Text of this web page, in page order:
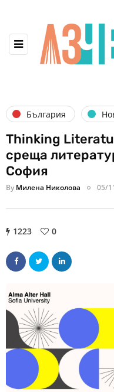
България
Thinking
среща
София
By Милена Николова 05/
1223 0